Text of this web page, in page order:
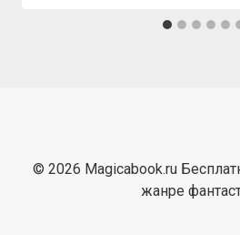
© 2026 Magicabook.ru
жанре